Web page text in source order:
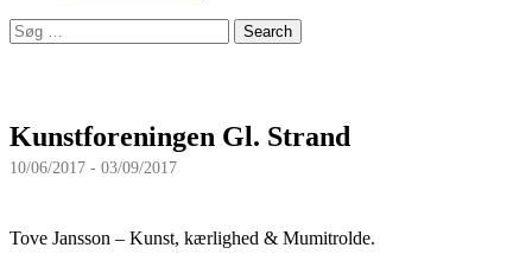
Search
for:
Kunstforeningen Gl. Strand
10/06/2017 - 03/09/2017
Tove Jansson – Kunst, kærlighed & Mumitrolde.